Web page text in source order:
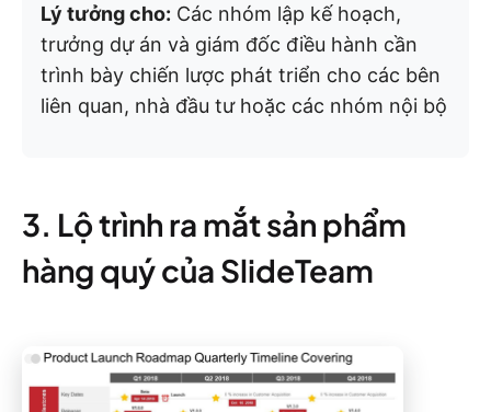
Lý tưởng cho: Các nhóm lập kế hoạch,
trưởng dự án và giám đốc điều hành cần
trình bày chiến lược phát triển cho các bên
liên quan, nhà đầu tư hoặc các nhóm nội bộ
3. Lộ trình ra mắt sản phẩm
hàng quý của SlideTeam